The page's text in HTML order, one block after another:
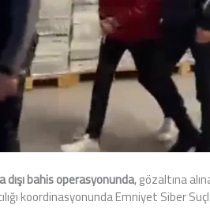
bahis operasyonunda, gözaltına
koordinasyonunda Emniyet Siber